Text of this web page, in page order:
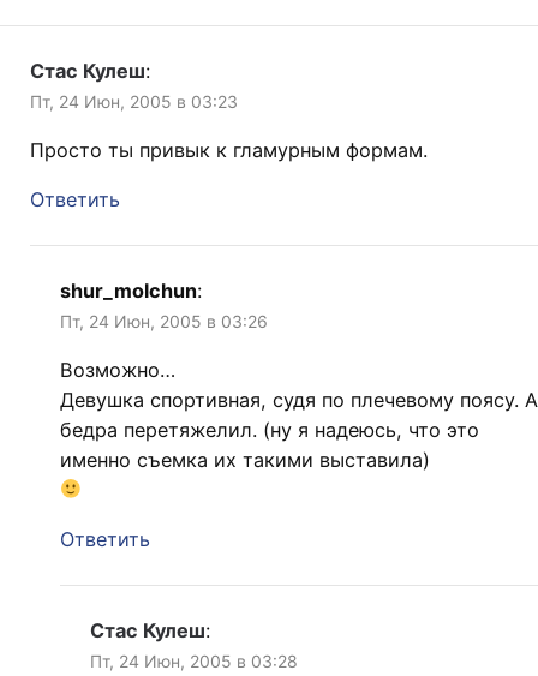
Стас Кулеш:
Пт, 24 Июн, 2005 в 03:23
Просто ты привык к гламурным формам.
Ответить
shur_molchun:
Пт, 24 Июн, 2005 в 03:26
Возможно…
Девушка спортивная, судя по плечевому поясу. А
бедра перетяжелил. (ну я надеюсь, что это
именно съемка их такими выставила)
Ответить
Стас Кулеш:
Пт, 24 Июн, 2005 в 03:28